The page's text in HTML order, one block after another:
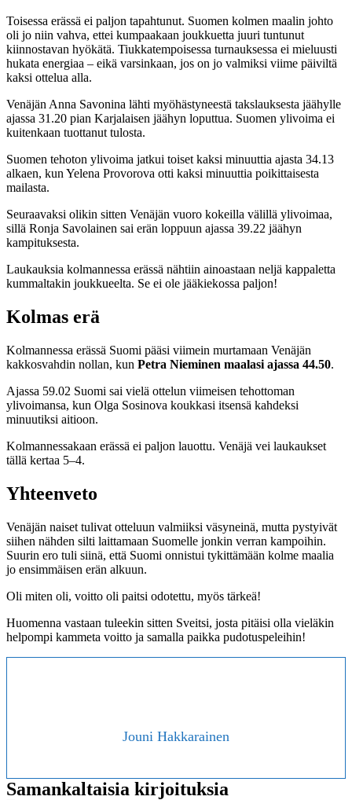
Toisessa erässä ei paljon tapahtunut. Suomen kolmen maalin johto
oli jo niin vahva, ettei kumpaakaan joukkuetta juuri tuntunut
kiinnostavan hyökätä. Tiukkatempoisessa turnauksessa ei mieluusti
hukata energiaa – eikä varsinkaan, jos on jo valmiksi viime päiviltä
kaksi ottelua alla.
Venäjän Anna Savonina lähti myöhästyneestä takslauksesta jäähylle
ajassa 31.20 pian Karjalaisen jäähyn loputtua. Suomen ylivoima ei
kuitenkaan tuottanut tulosta.
Suomen tehoton ylivoima jatkui toiset kaksi minuuttia ajasta 34.13
alkaen, kun Yelena Provorova otti kaksi minuuttia poikittaisesta
mailasta.
Seuraavaksi olikin sitten Venäjän vuoro kokeilla välillä ylivoimaa,
sillä Ronja Savolainen sai erän loppuun ajassa 39.22 jäähyn
kampituksesta.
Laukauksia kolmannessa erässä nähtiin ainoastaan neljä kappaletta
kummaltakin joukkueelta. Se ei ole jääkiekossa paljon!
Kolmas erä
Kolmannessa erässä Suomi pääsi viimein murtamaan Venäjän
kakkosvahdin nollan, kun Petra Nieminen maalasi ajassa 44.50.
Ajassa 59.02 Suomi sai vielä ottelun viimeisen tehottoman
ylivoimansa, kun Olga Sosinova koukkasi itsensä kahdeksi
minuutiksi aitioon.
Kolmannessakaan erässä ei paljon lauottu. Venäjä vei laukaukset
tällä kertaa 5–4.
Yhteenveto
Venäjän naiset tulivat otteluun valmiiksi väsyneinä, mutta pystyivät
siihen nähden silti laittamaan Suomelle jonkin verran kampoihin.
Suurin ero tuli siinä, että Suomi onnistui tykittämään kolme maalia
jo ensimmäisen erän alkuun.
Oli miten oli, voitto oli paitsi odotettu, myös tärkeä!
Huomenna vastaan tuleekin sitten Sveitsi, josta pitäisi olla vieläkin
helpompi kammeta voitto ja samalla paikka pudotuspeleihin!
Jouni Hakkarainen
Samankaltaisia kirjoituksia